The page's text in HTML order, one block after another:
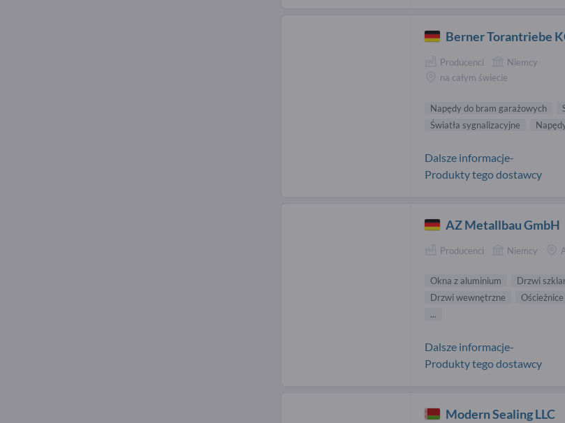
Berner Torantriebe
Producenci
Niemcy
na całym świecie
Napędy do bram garażowych
Światła sygnalizacyjne
Dalsze informacje-
Produkty tego dostawcy
AZ Metallbau GmbH
Producenci Niemcy
Okna z aluminium Drzwi
Drzwi wewnętrzne
...
Dalsze informacje-
Produkty tego dostawcy
Modern Sealing LLC